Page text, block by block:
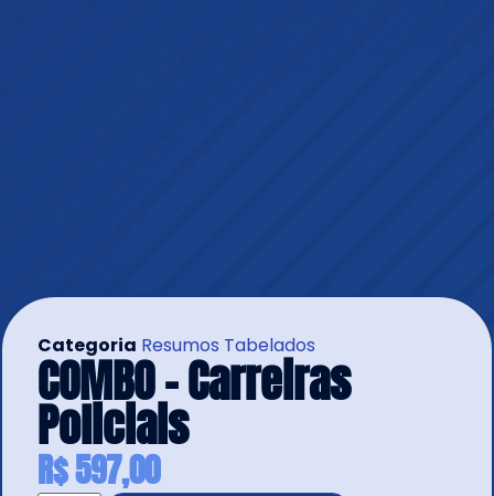
Categoria Resumos Tabelados
COMBO – Carreiras
Policiais
R$597,00